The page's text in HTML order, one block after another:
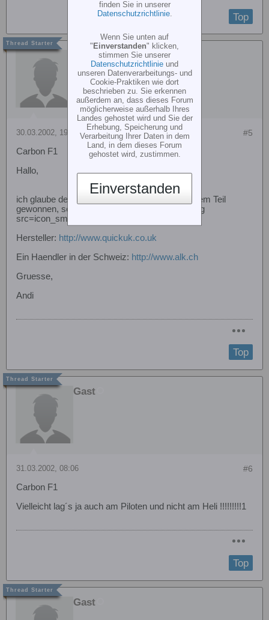
Top
Andi Gysi
#5
30.03.2002, 19:37
Carbon F1
Hallo,
ich glaube der Poeting Cup wurde mal mit so nem Teil
gewonnen, schlecht kann er also kaum sein[img
src=icon_smile_big.gif border=0 align=middle]
Hersteller: http://www.quickuk.co.uk
Ein Haendler in der Schweiz: http://www.alk.ch
Gruesse,
Andi
Top
Gast
#6
31.03.2002, 08:06
Carbon F1
Vielleicht lag´s ja auch am Piloten und nicht am Heli !!!!!!!!!1
Top
Gast
finden Sie in unserer
Datenschutzrichtlinie.
Wenn Sie unten auf
"Einverstanden" klicken,
stimmen Sie unserer
Datenschutzrichtlinie und
unseren Datenverarbeitungs- und
Cookie-Praktiken wie dort
beschrieben zu. Sie erkennen
außerdem an, dass dieses Forum
möglicherweise außerhalb Ihres
Landes gehostet wird und Sie der
Erhebung, Speicherung und
Verarbeitung Ihrer Daten in dem
Land, in dem dieses Forum
gehostet wird, zustimmen.
Einverstanden